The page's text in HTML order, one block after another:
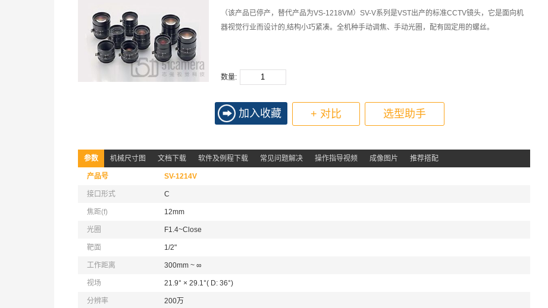
（该产品已停产，替代产品为VS-1218VM）SV-V系列是VST出产的标准CCTV镜头，它是面向机
器视觉行业而设计的,结构小巧紧凑。全机种手动调焦、手动光圈，配有固定用的螺丝。
数量:
加入收藏 + 对比 选型助手
参数 机械尺寸图 文档下载 软件及例程下载 常见问题解决 操作指导视频 成像图片 推荐搭配
产品号 SV-1214V
接口形式 C
焦距(f) 12mm
光圈 F1.4~Close
靶面 1/2"
工作距离 300mm ~ ∞
视场 21.9° × 29.1°( D: 36°)
分辨率 200万